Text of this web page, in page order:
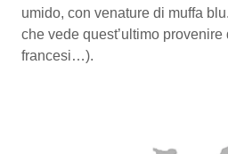
umido, con venature di muffa blu.
che vede quest’ultimo
francesi…).